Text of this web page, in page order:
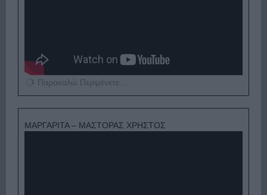
Παρακαλώ Περιμένετε...
ΜΑΡΓΑΡΙΤΑ – ΜΑΣΤΟΡΑΣ ΧΡΗΣΤΟΣ